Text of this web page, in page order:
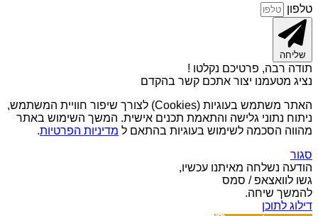
טלפון
שליחה
תודה רבה, פרטיכם נקלטו !
נציג מטעמנו יצור אתכם קשר בהקדם
האתר משתמש בעוגיות (Cookies) לצורך שיפור חוויית המשתמש,
ניתוח נתוני גלישה והתאמת תכנים אישית. המשך השימוש באתר
מהווה הסכמה לשימוש בעוגיות בהתאם ל מדיניות הפרטיות.
סגור
הודעה נשלחה מאיתנו עכשיו,
גשו לוואצאפ / סמס
להמשך שיחה.
דילוג לתוכן